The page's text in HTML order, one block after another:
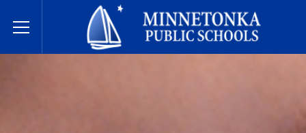
Toggle Menu
Державні школи Міннетонки